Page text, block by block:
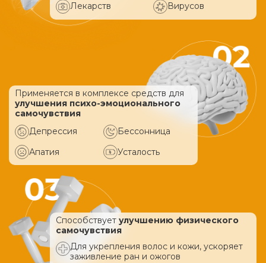
Лекарств
Вирусов
Применяется в комплексе средств для
улучшения психо-эмоционального
самочувствия
Депрессия
Бессонница
Апатия
Усталость
Способствует улучшению физического
самочувствия
Для укрепления волос и кожи, ускоряет
заживление ран и ожогов